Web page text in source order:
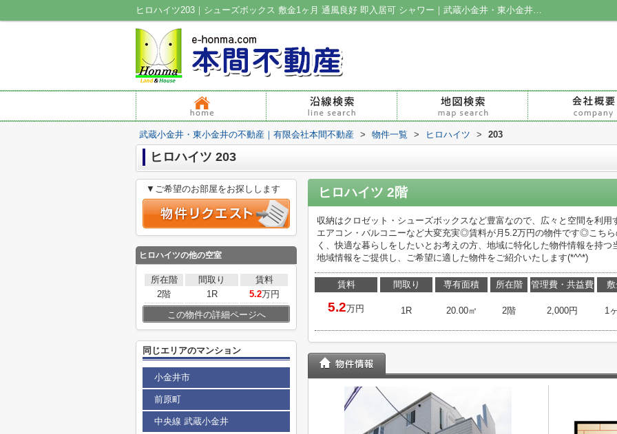
ヒロハイツ203｜シューズボックス 敷金1ヶ月 通風良好 即入居可 シャワー｜武蔵小金井・東小金井の不動産|有限会社本間不動産
武蔵小金井・東小金井の不動産｜有限会社本間不動産 > 物件一覧 > ヒロハイツ > 203
ヒロハイツ 203
ヒロハイツ 2階
収納はクロゼット・シューズボックスなど豊富なので、広々と空間を利
エアコン・バルコニーなど大変充実◎賃料が月5.2万円の物件です◎こち
く、快適な暮らしをしたいとお考えの方、地域に特化した物件情報を持
地域情報をご提供し、ご希望に適した物件をご紹介いたします(*^^*)
賃料
5.2万円
間取り
1R
専有面積
20.00㎡
所在階
2階
管理費・共益費
2,000円 1
▼ご希望のお部屋をお探しします
ヒロハイツの他の空室
所在階 間取り
賃料
2階
1R 5.2万円
この物件の詳細ページへ
同じエリアのマンション
小金井市
前原町
中央線 武蔵小金井